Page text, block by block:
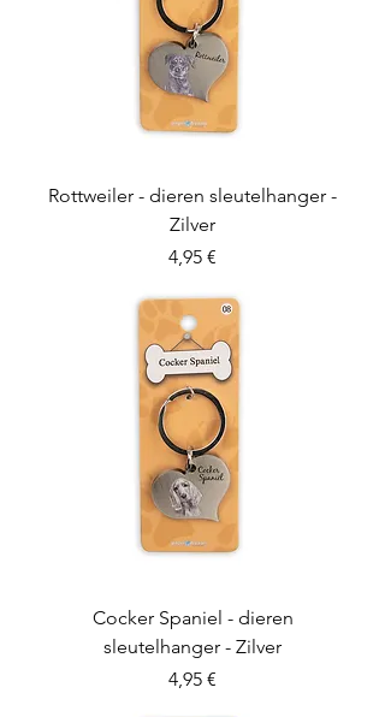
Rottweiler - dieren sleutelhanger -
Zilver
Preis
4,95 €
Cocker Spaniel - dieren
sleutelhanger - Zilver
Preis
4,95 €